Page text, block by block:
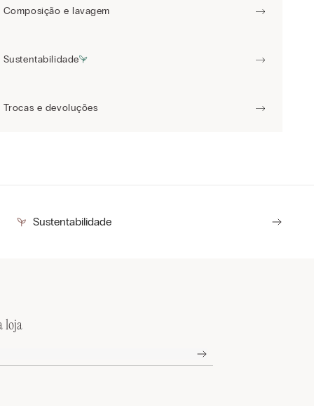
Composição e lavagem
Sustentabilidade
Trocas e devoluções
Sustentabilidade
loja